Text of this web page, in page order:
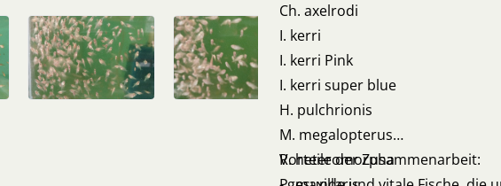
Ch. axelrodi
I. kerri
I. kerri Pink
I. kerri super blue
H. pulchrionis
M. megalopterus
R. heteromorpha
Vorteile der Zusammenarbeit: